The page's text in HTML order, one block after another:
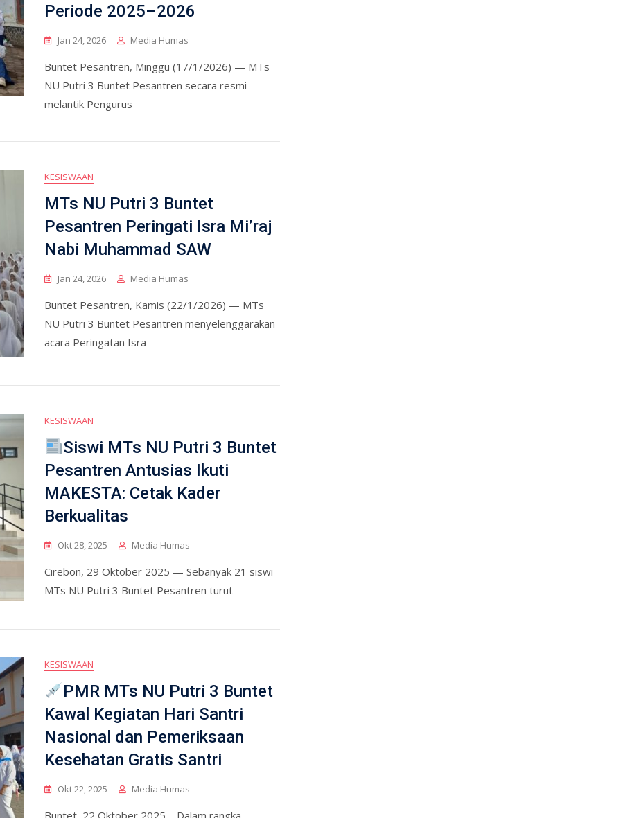
Periode 2025–2026
Jan 24, 2026 Media Humas
Buntet Pesantren, Minggu (17/1/2026) — MTs
NU Putri 3 Buntet Pesantren secara resmi
melantik Pengurus
KESISWAAN
MTs NU Putri 3 Buntet
Pesantren Peringati Isra Mi’raj
Nabi Muhammad SAW
Jan 24, 2026 Media Humas
Buntet Pesantren, Kamis (22/1/2026) — MTs
NU Putri 3 Buntet Pesantren menyelenggarakan
acara Peringatan Isra
KESISWAAN
Siswi MTs NU Putri 3 Buntet
Pesantren Antusias Ikuti
MAKESTA: Cetak Kader
Berkualitas
Okt 28, 2025 Media Humas
Cirebon, 29 Oktober 2025 — Sebanyak 21 siswi
MTs NU Putri 3 Buntet Pesantren turut
KESISWAAN
PMR MTs NU Putri 3 Buntet
Kawal Kegiatan Hari Santri
Nasional dan Pemeriksaan
Kesehatan Gratis Santri
Okt 22, 2025 Media Humas
Buntet, 22 Oktober 2025 – Dalam rangka